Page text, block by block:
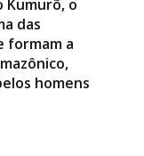
Kumurõ, o
das
formam a
homens